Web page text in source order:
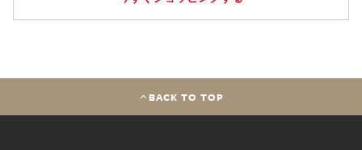
BACK TO TOP